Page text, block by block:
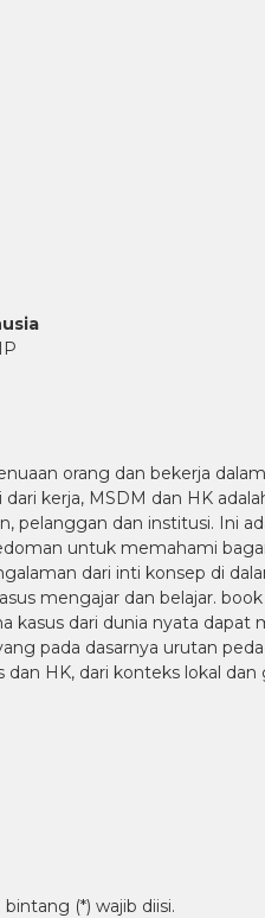
orang dan bekerja
kerja, MSDM dan HK
dan institusi. Ini
untuk memahami
dari inti konsep di
mengajar dan belajar.
dari dunia nyata
pada dasarnya urutan
dan HK, dari konteks lokal
(*) wajib diisi.